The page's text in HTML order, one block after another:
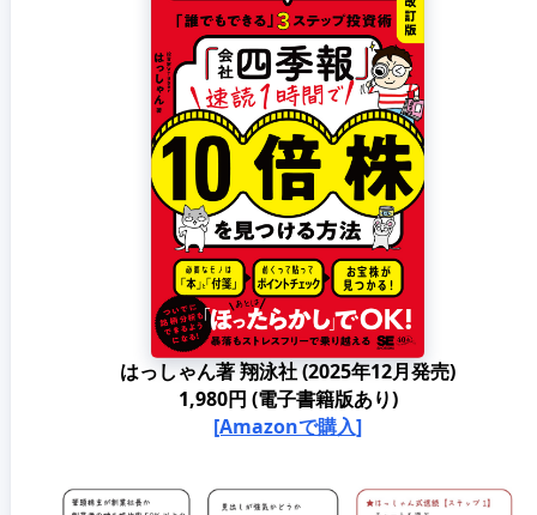
はっしゃん著 翔泳社 (2025年12月発売)
1,980円 (電子書籍版あり)
[Amazonで購入]